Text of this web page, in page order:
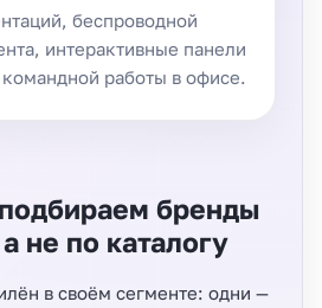
беспроводной
интерактивные панели
работы в офисе.
бренды
не по каталогу
в своём сегменте: одни —